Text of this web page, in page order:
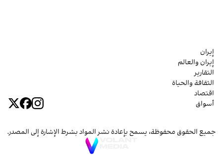
إيران
إيران والعالم
التقارير
الثقافة والحياة
اقتصاد
أسواق
جميع الحقوق محفوظة، يسمح بإعادة نشر المواد بشرط الإشارة إلى المصدر.